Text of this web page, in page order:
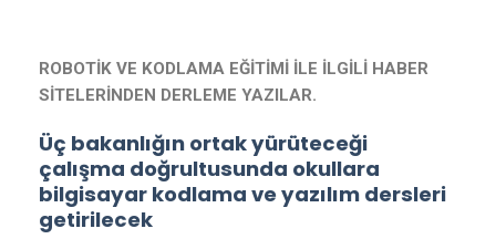
ROBOTİK VE KODLAMA EĞİTİMİ İLE İLGİLİ HABER
SİTELERİNDEN DERLEME YAZILAR.
Üç bakanlığın ortak yürüteceği
çalışma doğrultusunda okullara
bilgisayar kodlama ve yazılım dersleri
getirilecek